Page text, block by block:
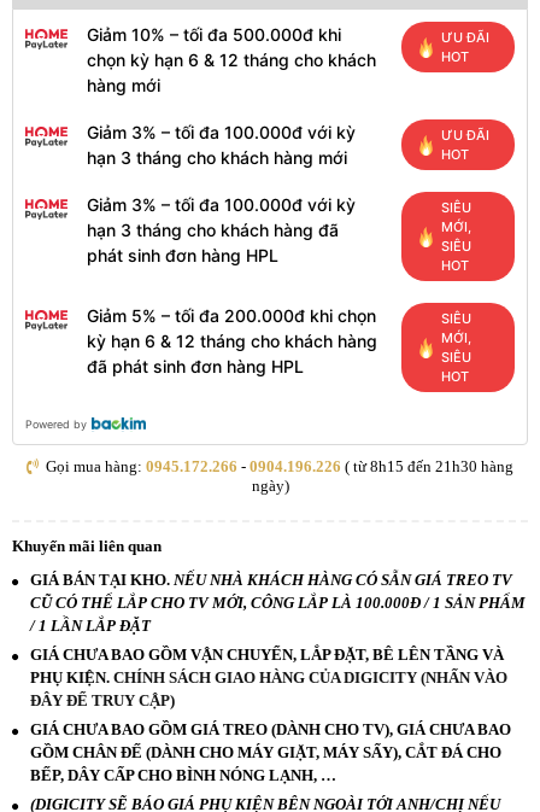
Giảm 10% – tối đa 500.000đ khi
chọn kỳ hạn 6 & 12 tháng cho khách
hàng mới
ƯU ĐÃI
HOT
Giảm 3% – tối đa 100.000đ với kỳ
hạn 3 tháng cho khách hàng mới
ƯU ĐÃI
HOT
Giảm 3% – tối đa 100.000đ với kỳ
hạn 3 tháng cho khách hàng đã
phát sinh đơn hàng HPL
SIÊU
MỚI,
SIÊU
HOT
Giảm 5% – tối đa 200.000đ khi chọn
kỳ hạn 6 & 12 tháng cho khách hàng
đã phát sinh đơn hàng HPL
SIÊU
MỚI,
SIÊU
HOT
Powered by
Gọi mua hàng: 0945.172.266 - 0904.196.226 ( từ 8h15 đến 21h30 hàng
ngày)
Khuyến mãi liên quan
GIÁ BÁN TẠI KHO. NẾU NHÀ KHÁCH HÀNG CÓ SẴN GIÁ TREO TV
CŨ CÓ THỂ LẮP CHO TV MỚI, CÔNG LẮP LÀ 100.000Đ / 1 SẢN PHẨM
/ 1 LẦN LẮP ĐẶT
GIÁ CHƯA BAO GỒM VẬN CHUYỂN, LẮP ĐẶT, BÊ LÊN TẦNG VÀ
PHỤ KIỆN. CHÍNH SÁCH GIAO HÀNG CỦA DIGICITY (NHẤN VÀO
ĐÂY ĐỂ TRUY CẬP)
GIÁ CHƯA BAO GỒM GIÁ TREO (DÀNH CHO TV), GIÁ CHƯA BAO
GỒM CHÂN ĐẾ (DÀNH CHO MÁY GIẶT, MÁY SẤY), CẮT ĐÁ CHO
BẾP, DÂY CẤP CHO BÌNH NÓNG LẠNH, …
(DIGICITY SẼ BÁO GIÁ PHỤ KIỆN BÊN NGOÀI TỚI ANH/CHỊ NẾU